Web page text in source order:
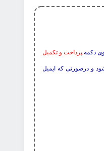
دکمهپرداخت و تکمیل
و درصورتی که ایمیل